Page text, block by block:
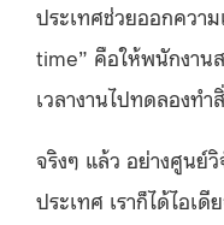
ประเทศช่วยออกควา
time” คือให้พนักงานส
เวลางานไปทดลองท
จริงๆ แล้ว อย่างศูนย์วิ
ประเทศ เราก็ได้ไอเ